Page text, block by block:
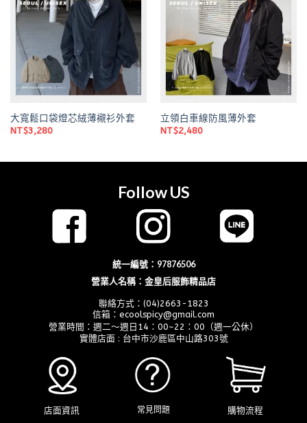
wishlist
大寬鬆口袋燈芯絨薄襯衫外套
NT$3,280
wishlist
立領白車線防風薄外套
NT$2,480
Follow US
統一編號：97876506
營業人名稱：金皇后服飾精品店
聯絡方式：(04)2663-1823
信箱：ecoolspicy@gmail.com
營業時間：週二～週日14：00~22：00（週一公休）
實體店面 : 台中市沙鹿區中山路303號
店面資訊 常見問題 購物流程